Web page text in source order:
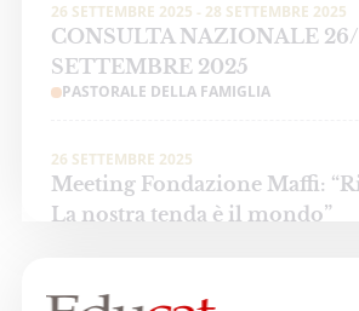
26 SETTEMBRE 2025 - 28 SETTEMBRE 2025
CONSULTA NAZIONALE
SETTEMBRE 2025
PASTORALE DELLA FAMIGLIA
26 SETTEMBRE 2025
Meeting Fondazione Maffi:
La nostra tenda è il mondo”